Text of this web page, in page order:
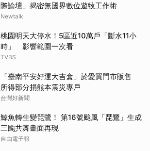
際論壇」揭密無國界數位遊牧工作術
Newtalk
桃園明天大停水！5區近10萬戶「斷水11小
時」 影響範圍一次看
TVBS
「臺南平安好運大吉盒」於愛買門市販售
所得部分捐熊本震災專戶
台灣好新聞
鯨魚轉生變琵鷺！ 第16號颱風「琵鷺」生成
三颱共舞畫面再現
自由電子報